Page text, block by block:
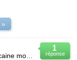
»
1
réponse